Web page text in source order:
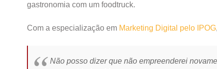
gastronomia com um foodtruck.
Com a especialização em Marketing Digital pelo IPOG
Não posso dizer que não empreenderei